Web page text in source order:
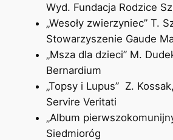
Wyd. Fundacja Rodzice
„Wesoły zwierzyniec” T.
Stowarzyszenie Gaude
„Msza dla dzieci” M.
Bernardium
„Topsy i Lupus” Z.
Servire Veritati
„Album
Siedmioróg